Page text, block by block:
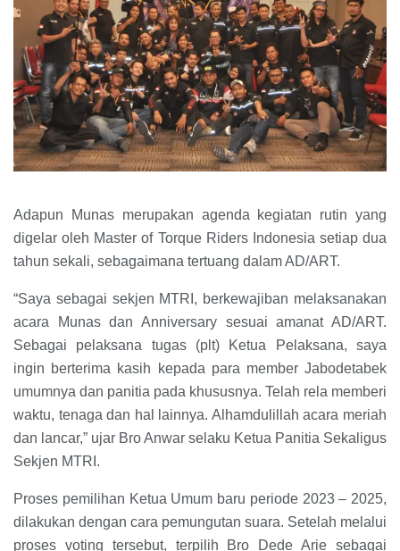
Adapun Munas merupakan agenda kegiatan rutin yang
digelar oleh Master of Torque Riders Indonesia setiap dua
tahun sekali, sebagaimana tertuang dalam AD/ART.
“Saya sebagai sekjen MTRI, berkewajiban melaksanakan
acara Munas dan Anniversary sesuai amanat AD/ART.
Sebagai pelaksana tugas (plt) Ketua Pelaksana, saya
ingin berterima kasih kepada para member Jabodetabek
umumnya dan panitia pada khususnya. Telah rela memberi
waktu, tenaga dan hal lainnya. Alhamdulillah acara meriah
dan lancar,” ujar Bro Anwar selaku Ketua Panitia Sekaligus
Sekjen MTRI.
Proses pemilihan Ketua Umum baru periode 2023 – 2025,
dilakukan dengan cara pemungutan suara. Setelah melalui
proses voting tersebut, terpilih Bro Dede Arie sebagai